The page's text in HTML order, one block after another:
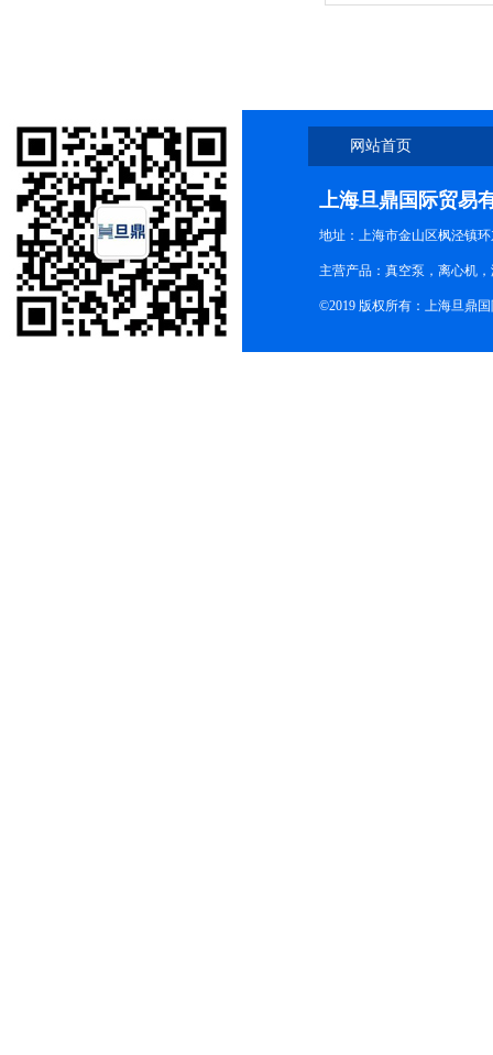
网站首页
上海旦鼎国际贸易
地址：上海市金山区枫泾镇
主营产品：真空泵，离心机
©2019 版权所有：上海旦鼎